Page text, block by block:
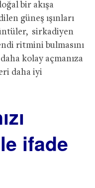
bir akışa
güneş ışınları
sirkadiyen
ritmini bulmasını
kolay açmanıza
daha iyi
ifade